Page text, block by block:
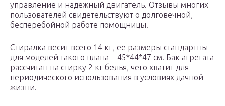
управление и надежный двигатель. Отзывы многих
пользователей свидетельствуют о долговечной,
бесперебойной работе помощницы.
Стиралка весит всего 14 кг, ее размеры стандартны
для моделей такого плана – 45*44*47 см. Бак агрегата
рассчитан на стирку 2 кг белья, чего хватит для
периодического использования в условиях дачной
жизни.